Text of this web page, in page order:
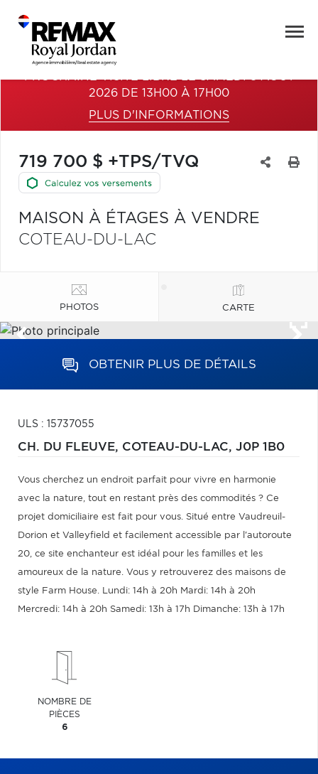
PROCHAINE VISITE LIBRE LE SAMEDI 8 AOÛT
2026 DE 13H00 À 17H00
PLUS D'INFORMATIONS
719 700 $ +TPS/TVQ
MAISON À ÉTAGES À VENDRE
COTEAU-DU-LAC
PHOTOS CARTE
OBTENIR PLUS DE DÉTAILS
ULS : 15737055
CH. DU FLEUVE, COTEAU-DU-LAC, J0P 1B0
Vous cherchez un endroit parfait pour vivre en harmonie
avec la nature, tout en restant près des commodités ? Ce
projet domiciliaire est fait pour vous. Situé entre Vaudreuil-
Dorion et Valleyfield et facilement accessible par l'autoroute
20, ce site enchanteur est idéal pour les familles et les
amoureux de la nature. Vous y retrouverez des maisons de
style Farm House. Lundi: 14h à 20h Mardi: 14h à 20h
Mercredi: 14h à 20h Samedi: 13h à 17h Dimanche: 13h à 17h
NOMBRE DE
PIÈCES
6